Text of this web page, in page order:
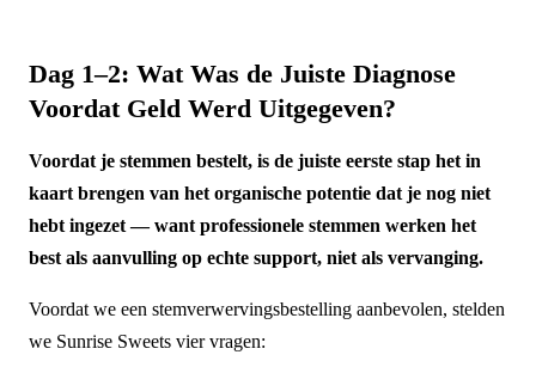
Dag 1–2: Wat Was de Juiste Diagnose
Voordat Geld Werd Uitgegeven?
Voordat je stemmen bestelt, is de juiste eerste stap het in
kaart brengen van het organische potentie dat je nog niet
hebt ingezet — want professionele stemmen werken het
best als aanvulling op echte support, niet als vervanging.
Voordat we een stemverwervingsbestelling aanbevolen, stelden
we Sunrise Sweets vier vragen: